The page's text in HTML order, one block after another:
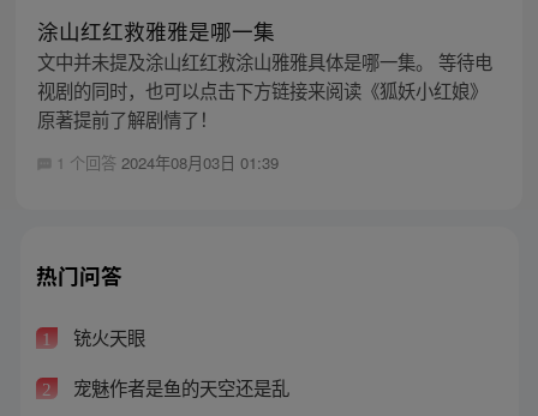
涂山红红救雅雅是哪一集
文中并未提及涂山红红救涂山雅雅具体是哪一集。 等待电
视剧的同时，也可以点击下方链接来阅读《狐妖小红娘》
原著提前了解剧情了！
1 个回答 2024年08月03日 01:39
热门问答
1 铳火天眼
2 宠魅作者是鱼的天空还是乱